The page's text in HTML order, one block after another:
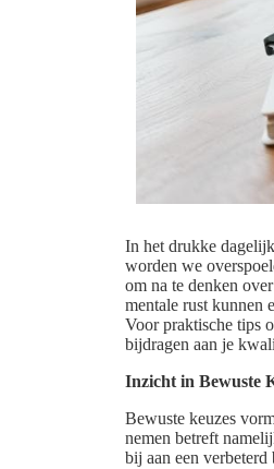
In het drukke
worden we
om na te denken
mentale rust kunnen
Voor praktische tips
bijdragen aan je
Inzicht in Bewuste
Bewuste keuzes
nemen betreft
bij aan een